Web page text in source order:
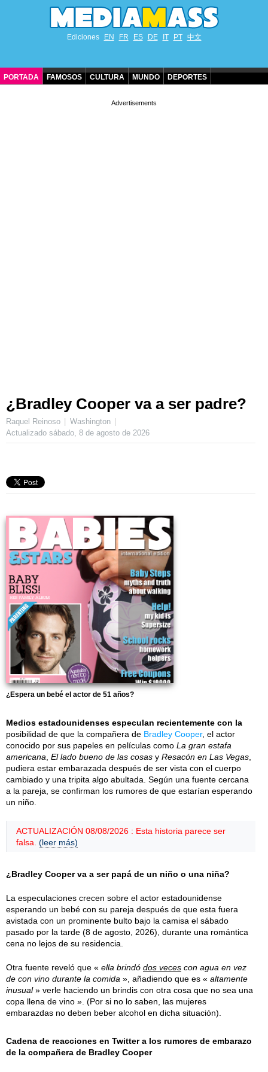
Ediciones EN FR ES DE IT PT 中文
PORTADA FAMOSOS CULTURA MUNDO DEPORTES
¿Bradley Cooper va a ser padre?
Raquel Reinoso
Washington
Actualizado sábado, 8 de agosto de 2026
¿Espera un bebé el actor de 51 años?
Medios estadounidenses especulan recientemente con la
posibilidad de que la compañera de Bradley Cooper, el actor
conocido por sus papeles en películas como La gran estafa
americana El lado bueno de las cosas y Resacón en Las Vegas
pudiera estar embarazada después de ser vista con el cuerpo
cambiado y una tripita algo abultada. Según una fuente cercana
a la pareja, se confirman los rumores de que estarían esperando
un niño.
ACTUALIZACIÓN 08/08/2026 : Esta historia parece ser
falsa. (leer más)
¿Bradley Cooper va a ser papá de un niño o una niña?
La especulaciones crecen sobre el actor estadounidense
esperando un bebé con su pareja después de que esta fuera
avistada con un prominente bulto bajo la camisa el sábado
pasado por la tarde (8 de agosto, 2026), durante una romántica
cena no lejos de su residencia.
Otra fuente reveló que « ella brindó dos veces con agua en vez
de con vino durante la comida », añadiendo que es « altamente
inusual» verle haciendo un brindis con otra cosa que no sea una
copa llena de vino ». (Por si no lo saben, las mujeres
embarazdas no deben beber alcohol en dicha situación).
Cadena de reacciones en Twitter a los rumores de embarazo
de la compañera de Bradley Cooper